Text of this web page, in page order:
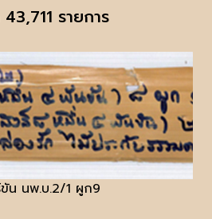
รายการ
น นพ.บ.2/1 ผูก9